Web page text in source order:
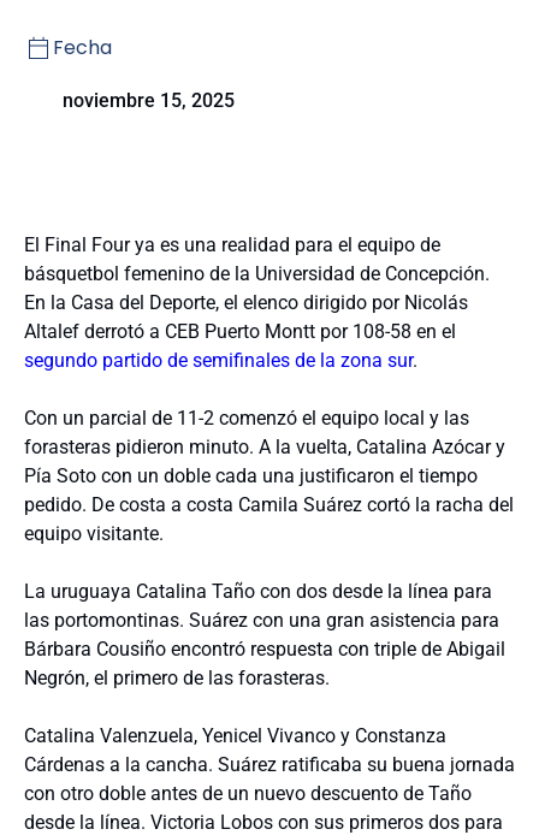
Fecha
noviembre 15, 2025
El Final Four ya es una realidad para el equipo de
básquetbol femenino de la Universidad de Concepción.
En la Casa del Deporte, el elenco dirigido por Nicolás
Altalef derrotó a CEB Puerto Montt por 108-58 en el
segundo partido de semifinales de la zona sur.
Con un parcial de 11-2 comenzó el equipo local y las
forasteras pidieron minuto. A la vuelta, Catalina Azócar y
Pía Soto con un doble cada una justificaron el tiempo
pedido. De costa a costa Camila Suárez cortó la racha del
equipo visitante.
La uruguaya Catalina Taño con dos desde la línea para
las portomontinas. Suárez con una gran asistencia para
Bárbara Cousiño encontró respuesta con triple de Abigail
Negrón, el primero de las forasteras.
Catalina Valenzuela, Yenicel Vivanco y Constanza
Cárdenas a la cancha. Suárez ratificaba su buena jornada
con otro doble antes de un nuevo descuento de Taño
desde la línea. Victoria Lobos con sus primeros dos para